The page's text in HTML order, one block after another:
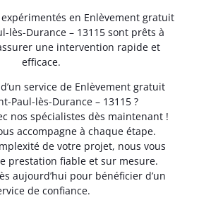
en Enlèvement gratuit
lès-Durance – 13115 sont prêts à
une intervention rapide et
efficace.
service de Enlèvement gratuit
Paul-lès-Durance – 13115 ?
nos spécialistes dès maintenant !
accompagne à chaque étape.
de votre projet, nous vous
prestation fiable et sur mesure.
aujourd’hui pour bénéficier d’un
de confiance.